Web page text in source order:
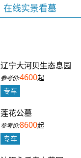
在线实景看墓
辽宁大河贝生态息园
4600起
专车
莲花公墓
8600起
专车